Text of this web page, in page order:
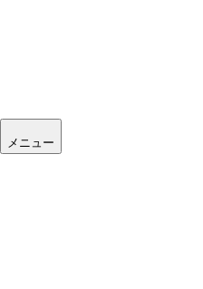
メニュー